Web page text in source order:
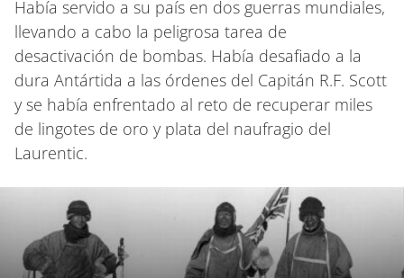
Había servido a su país en dos guerras mundiales,
llevando a cabo la peligrosa tarea de
desactivación de bombas. Había desafiado a la
dura Antártida a las órdenes del Capitán R.F. Scott
y se había enfrentado al reto de recuperar miles
de lingotes de oro y plata del naufragio del
Laurentic.